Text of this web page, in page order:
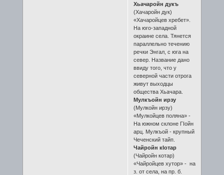
Хьачаройн дукъ
(Хачаройн дук)
«Хачаройцев хребет».
На юго-западной
окраине села. Тянется
параллельно течению
речки Энгал, с юга на
север. Название дано
ввиду того, что у
северной части отрога
живут выходцы
общества Хьачара.
Мулкъойн ирзу
(Мулкойн ирзу)
«Мулкойцев поляна» -
На южном склоне ГIойн
арц. Мулкъой - крупный
Чеченский тайп.
Чайройн кӀотар
(Чайройн котар)
«Чайройцев хутор» - на
з. от села, на пр. б.